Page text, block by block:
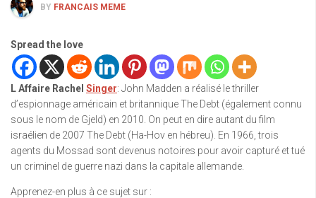
BY FRANCAIS MEME
Spread the love
L Affaire Rachel Singer: John Madden a réalisé le thriller
d’espionnage américain et britannique The Debt (également connu
sous le nom de Gjeld) en 2010. On peut en dire autant du film
israélien de 2007 The Debt (Ha-Hov en hébreu). En 1966, trois
agents du Mossad sont devenus notoires pour avoir capturé et tué
un criminel de guerre nazi dans la capitale allemande.
Apprenez-en plus à ce sujet sur :